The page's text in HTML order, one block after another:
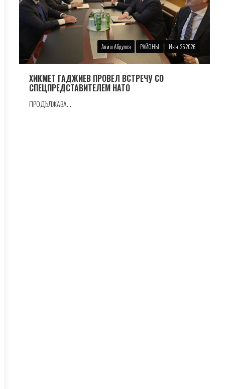
Алиш Абдулла РАЙОНЫ Июн. 25 2026
ХИКМЕТ ГАДЖИЕВ ПРОВЕЛ ВСТРЕЧУ СО
СПЕЦПРЕДСТАВИТЕЛЕМ НАТО
ПРОДЪЛЖАВА...